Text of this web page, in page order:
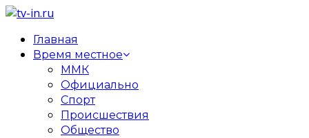
Главная
Время местное
ММК
Официально
Спорт
Происшествия
Общество